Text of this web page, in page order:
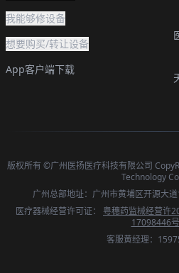
我能够修设备
想要购买/转让设备
App客户端下载
版权所有 ©广州医扬医疗科技有限公司
Technology
广州总部地址：广州市黄埔区开源大
医疗器械经营许可证： 粤穗药监械经营许
17098446
客服黄经理：